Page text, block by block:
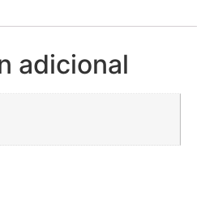
adicional